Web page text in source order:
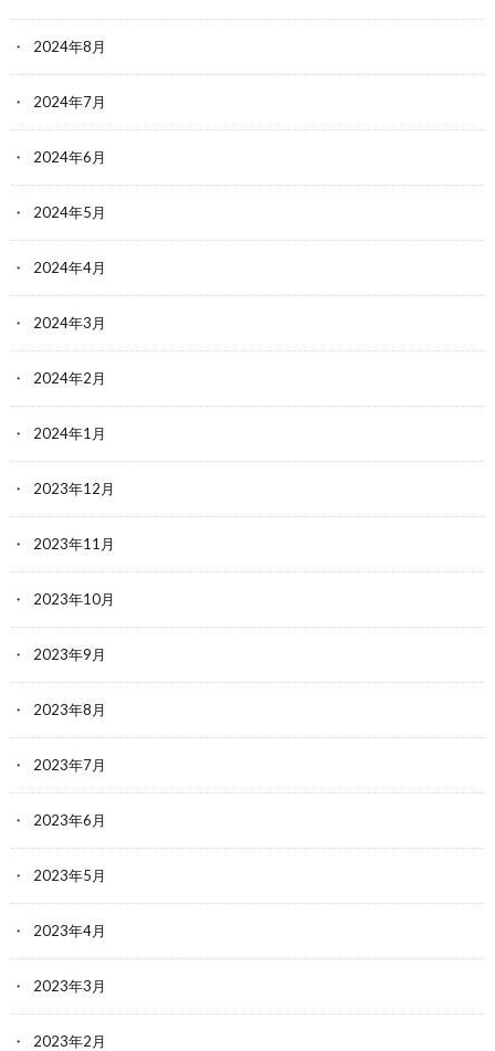
2024年8月
2024年7月
2024年6月
2024年5月
2024年4月
2024年3月
2024年2月
2024年1月
2023年12月
2023年11月
2023年10月
2023年9月
2023年8月
2023年7月
2023年6月
2023年5月
2023年4月
2023年3月
2023年2月